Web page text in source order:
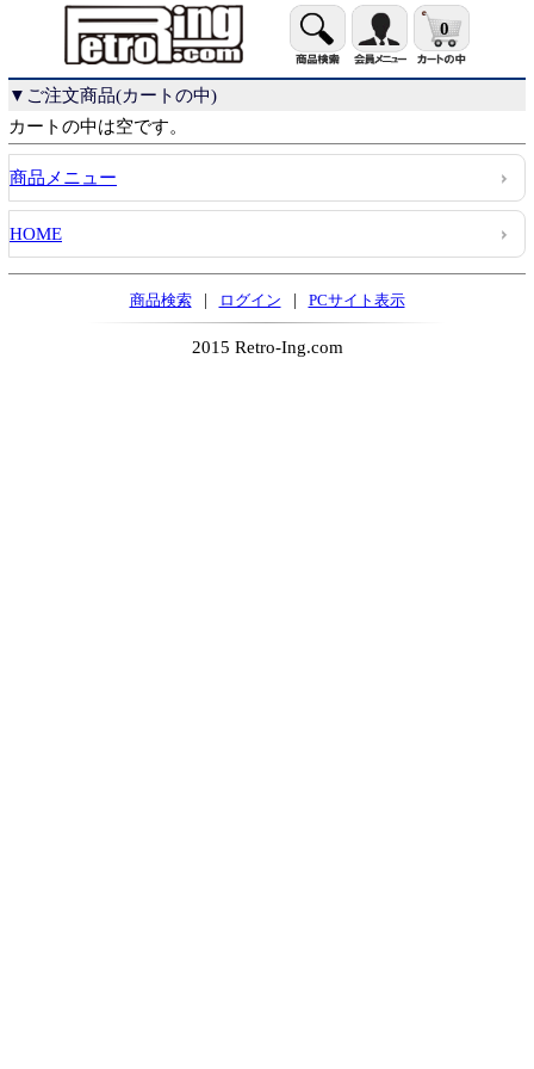
0
▼ご注文商品(カートの中)
カートの中は空です。
商品メニュー
HOME
商品検索 | ログイン | PCサイト表示
2015 Retro-Ing.com